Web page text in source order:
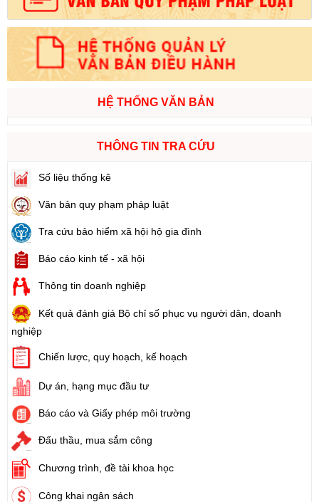
HỆ THỐNG VĂN BẢN
THÔNG TIN TRA CỨU
Số liệu thống kê
Văn bản quy phạm pháp luật
Tra cứu bảo hiểm xã hội hộ gia đình
Báo cáo kinh tế - xã hội
Thông tin doanh nghiệp
Kết quả đánh giá Bộ chỉ số phục vụ người dân, doanh
nghiệp
Chiến lược, quy hoạch, kế hoạch
Dự án, hạng mục đầu tư
Báo cáo và Giấy phép môi trường
Đấu thầu, mua sắm công
Chương trình, đề tài khoa học
Công khai ngân sách